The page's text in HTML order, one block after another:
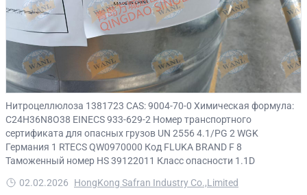
Нитроцеллюлоза 1381723 CAS: 9004-70-0 Химическая формула:
C24H36N8O38 EINECS 933-629-2 Номер транспортного
сертификата для опасных грузов UN 2556 4.1/PG 2 WGK
Германия 1 RTECS QW0970000 Код FLUKA BRAND F 8
Таможенный номер HS 39122011 Класс опасности 1.1D
02.02.2026
HongKong Safran Industry Co.,Limited